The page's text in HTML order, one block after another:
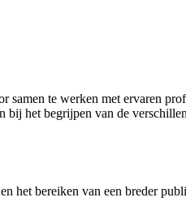
te werken met ervaren
het begrijpen van de
het bereiken van een breder